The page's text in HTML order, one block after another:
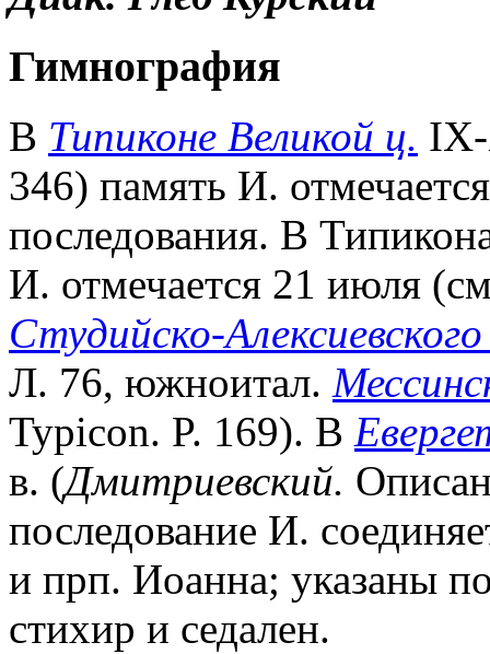
Гимнография
В Типиконе Великой ц.
346) память И.
последования. В
И. отмечается 21 июля
Студийско-
Л. 76, южноитал.
Typicon. P. 169). В
в. (Дмитриевский.
последование И.
и прп. Иоанна; указаны
стихир и седален.